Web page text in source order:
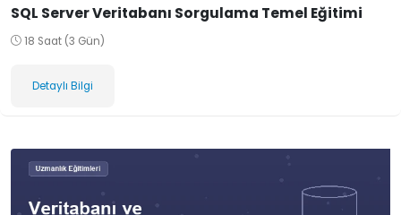
SQL Server Veritabanı Sorgulama Temel Eğitimi
18 Saat (3 Gün)
Detaylı Bilgi